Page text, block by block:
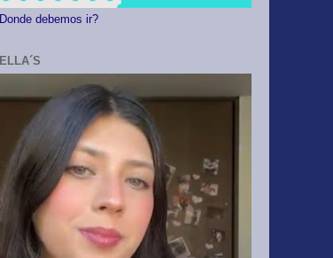
Donde debemos ir?
ELLA´S